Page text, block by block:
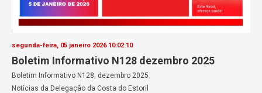
segunda-feira, 05 janeiro 2026 10:02:10
Boletim Informativo N128 dezembro 2025
Boletim Informativo N128, dezembro 2025
Notícias da Delegação da Costa do Estoril